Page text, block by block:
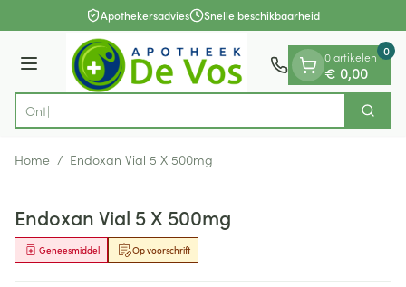
Ga naar de inhoudApothekersadvies Snelle beschikbaarheid
Menu
Product, merk, categorie... Zoek
0 artikelen
€ 0,00
0
Home / Endoxan Vial 5 X 500mg
Endoxan Vial 5 X 500mg
Op voorschrift
Geneesmiddel